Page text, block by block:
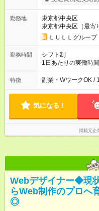
万円～＋業績賞与＋
万6，610円分）を含
キルを考慮し初任給
す！ ◎昇給年1回（研修終了後） ◎賞与年2回（2月・8月）＋業
績賞与あり ◤スキルアップも、収入アップも。◢ 入社後の成長
や頑張りは、しっか
上アップした社員も。 エンジニアへの還元率は業界高
87％。 スキルを磨
す！ 【試用期間】試用期間あり 試用期間の長さ：6ヶ月 ※ 雇用
形態と給与に、本
中途採用（契約社員
なし残業代を含み
別途支給いたしま
勤務地
東京都中央区
東京都中央区（最寄
ＬＵＬＬグループ
勤務時間
シフト制
1日あたりの実働時
間は異なります 【シフト例】 ・10時00分～19時00分 ・9時00
分～18時
特徴 副業・WワークOK /
気になる！
掲載元企
Webデザイナー◆現
らWeb制作のプロへ
◎